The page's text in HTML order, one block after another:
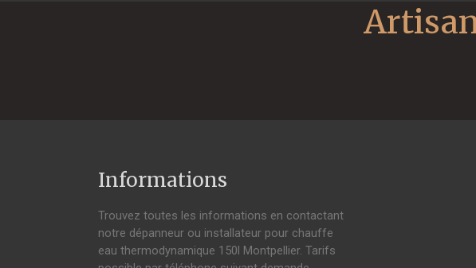
Informations
Trouvez toutes les informations en contactant
notre dépanneur ou installateur pour chauffe
eau thermodynamique 150l Montpellier. Tarifs